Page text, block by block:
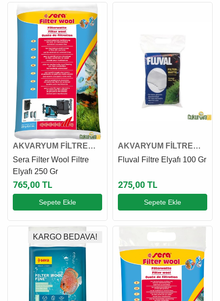
AKVARYUM FİLTRE
ELYAFI
Sera Filter Wool Filtre
Elyafı 250 Gr
765,00 TL
Sepete Ekle
AKVARYUM FİLTRE
ELYAFI
Fluval Filtre Elyafı 100 Gr
275,00 TL
Sepete Ekle
KARGO BEDAVA!